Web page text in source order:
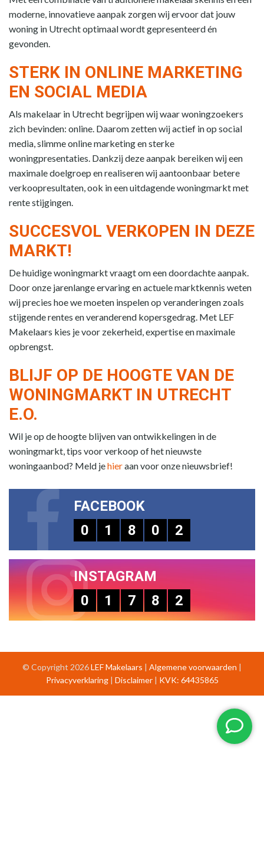
moderne, innovatieve aanpak zorgen wij ervoor dat jouw
woning in Utrecht optimaal wordt gepresenteerd én
gevonden.
STERK IN ONLINE MARKETING
EN SOCIAL MEDIA
Als makelaar in Utrecht begrijpen wij waar woningzoekers
zich bevinden: online. Daarom zetten wij actief in op social
media, slimme online marketing en sterke
woningpresentaties. Dankzij deze aanpak bereiken wij een
maximale doelgroep en realiseren wij aantoonbaar betere
verkoopresultaten, ook in een uitdagende woningmarkt met
rente stijgingen.
SUCCESVOL VERKOPEN IN DEZE
MARKT!
De huidige woningmarkt vraagt om een doordachte aanpak.
Door onze jarenlange ervaring en actuele marktkennis weten
wij precies hoe we moeten inspelen op veranderingen zoals
stijgende rentes en veranderend kopersgedrag. Met LEF
Makelaars kies je voor zekerheid, expertise en maximale
opbrengst.
BLIJF OP DE HOOGTE VAN DE
WONINGMARKT IN UTRECHT
E.O.
Wil je op de hoogte blijven van ontwikkelingen in de
woningmarkt, tips voor verkoop of het nieuwste
woningaanbod? Meld jehieraan voor onze nieuwsbrief!
FACEBOOK
0
1 8 0 2
INSTAGRAM
0
1 7 8 2
© Copyright 2026LEF Makelaars | Algemene voorwaarden |
Privacyverklaring| Disclaimer| KVK: 64435865